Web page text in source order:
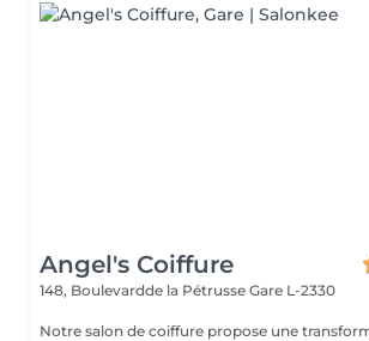
Angel's Coiffure
148, Boulevardde la Pétrusse Gare L-2330
Notre salon de coiffure propose une